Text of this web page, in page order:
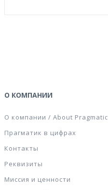
О КОМПАНИИ
О компании / About Pragmatic
Прагматик в цифрах
Контакты
Реквизиты
Миссия и ценности